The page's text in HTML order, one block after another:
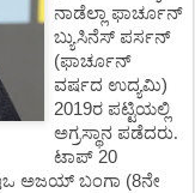
ನಾಡೆಲ್ಲಾ ಫಾರ್ಚೂನ್
ಬ್ಯುಸಿನೆಸ್ ಪರ್ಸನ್
(ಫಾರ್ಚೂನ್
ವರ್ಷದ ಉದ್ಯಮಿ)
2019ರ ಪಟ್ಟಿಯಲ್ಲಿ
ಅಗ್ರಸ್ಥಾನ ಪಡೆದರು.
ಟಾಪ್ ‌ 20
ಅಜಯ್ ಬಂಗಾ (8ನೇ